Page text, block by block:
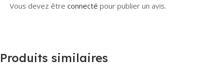
Vous devez être connecté pour publier un avis.
Produits similaires